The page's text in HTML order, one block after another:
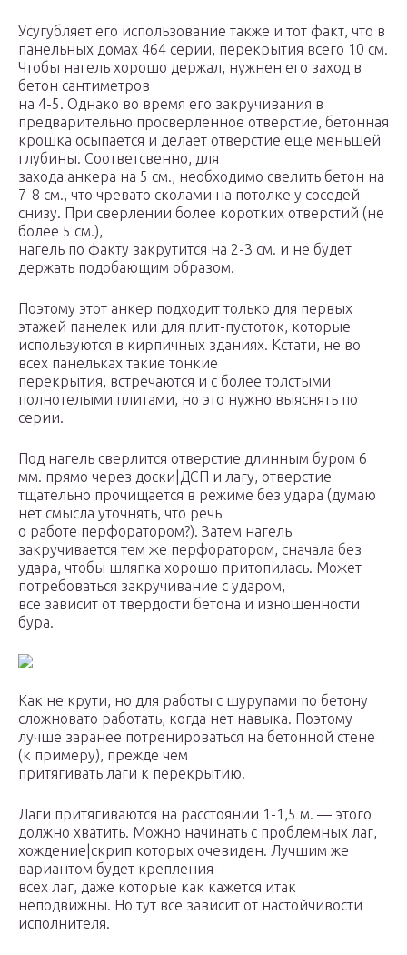
Усугубляет его использование также и тот факт, что в
панельных домах 464 серии, перекрытия всего 10 см.
Чтобы нагель хорошо держал, нужнен его заход в
бетон сантиметров
на 4-5. Однако во время его закручивания в
предварительно просверленное отверстие, бетонная
крошка осыпается и делает отверстие еще меньшей
глубины. Соответсвенно, для
захода анкера на 5 см., необходимо свелить бетон на
7-8 см., что чревато сколами на потолке у соседей
снизу. При сверлении более коротких отверстий (не
более 5 см.),
нагель по факту закрутится на 2-3 см. и не будет
держать подобающим образом.
Поэтому этот анкер подходит только для первых
этажей панелек или для плит-пустоток, которые
используются в кирпичных зданиях. Кстати, не во
всех панельках такие тонкие
перекрытия, встречаются и с более толстыми
полнотелыми плитами, но это нужно выяснять по
серии.
Под нагель сверлится отверстие длинным буром 6
мм. прямо через доски|ДСП и лагу, отверстие
тщательно прочищается в режиме без удара (думаю
нет смысла уточнять, что речь
о работе перфоратором?). Затем нагель
закручивается тем же перфоратором, сначала без
удара, чтобы шляпка хорошо притопилась. Может
потребоваться закручивание с ударом,
все зависит от твердости бетона и изношенности
бура.
Как не крути, но для работы с шурупами по бетону
сложновато работать, когда нет навыка. Поэтому
лучше заранее потренироваться на бетонной стене
(к примеру), прежде чем
притягивать лаги к перекрытию.
Лаги притягиваются на расстоянии 1-1,5 м. — этого
должно хватить. Можно начинать с проблемных лаг,
хождение|скрип которых очевиден. Лучшим же
вариантом будет крепления
всех лаг, даже которые как кажется итак
неподвижны. Но тут все зависит от настойчивости
исполнителя.